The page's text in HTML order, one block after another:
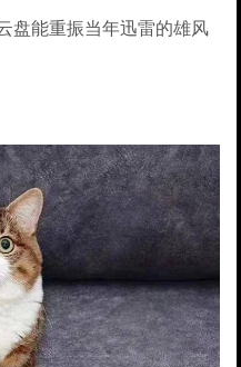
盘能重振当年迅雷的雄风